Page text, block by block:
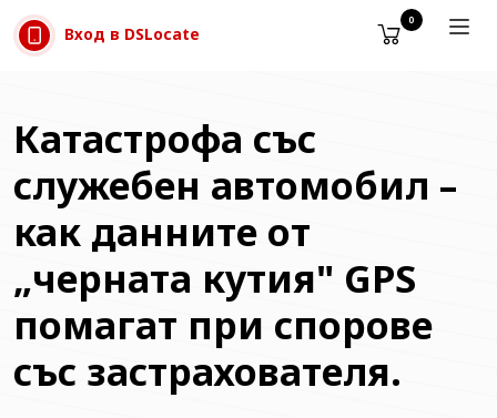
Прескачане към съдържанието
Вход в DSLocate
0
Катастрофа със
служебен автомобил –
как данните от
„черната кутия" GPS
помагат при спорове
със застрахователя.